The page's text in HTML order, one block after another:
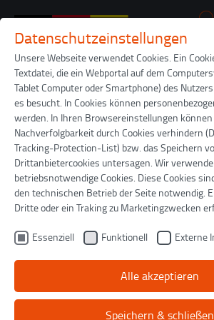
Zum Hauptinhalt springen
Sie sind hier:
MAURER Magazin 05 2023
Externen Inhalt laden
Einstellungen
Datenschutzeinstellungen
Unsere Webseite verwendet Cookies. Ein
Textdatei, die ein Webportal auf dem
Tablet Computer oder Smartphone) des
es besucht. In Cookies können
werden. In Ihren Browsereinstellungen können
Nachverfolgbarkeit durch Cookies verhindern
Tracking-Protection-List) bzw. das Speichern
Drittanbietercookies untersagen. Wir
betriebsnotwendige Cookies. Diese Cookies
den technischen Betrieb der Seite notwendig.
Dritte oder ein Traking zu Marketingzwecken
Essenziell Funktionell Externe
Alle akzeptieren
Speichern & schließen